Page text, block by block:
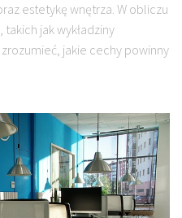
estetykę wnętrza. W obliczu
jak wykładziny
jakie cechy powinny